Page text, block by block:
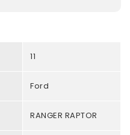
11
Ford
RANGER RAPTOR